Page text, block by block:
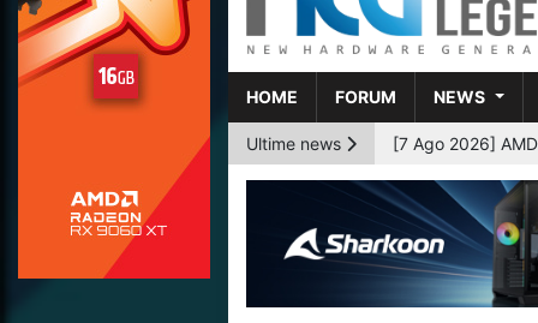
HOME FORUM NEWS
Ultime news
[6 Ago 2026]